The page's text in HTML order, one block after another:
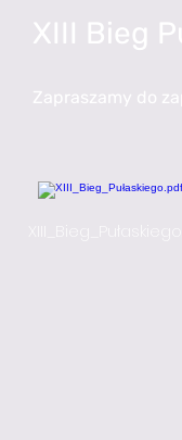
XIII Bieg
Zapraszamy do